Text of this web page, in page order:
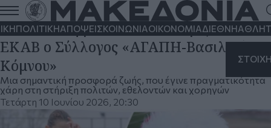
ΠΟΛΙΤΙΚΗΑΠΟΨΕΙΣΚΟΙΝΩΝΙΑΟΙΚΟΝΟΜΙΑΔΙΕΘΝΗ
Θεσσαλονίκη: Πλήρως εξοπλισμένη
διασωστική μοτοσικλέτα δωρίζει στο
ΕΚΑΒ ο Σύλλογος «ΑΓΑΠΗ-Βασιλική
Κόμνου»
Μια σημαντική προσφορά ζωής, που έγινε πραγματικότητα
χάρη στη στήριξη πολιτών, εθελοντών και χορηγών
Τετάρτη 10 Ιουνίου 2026, 20:30